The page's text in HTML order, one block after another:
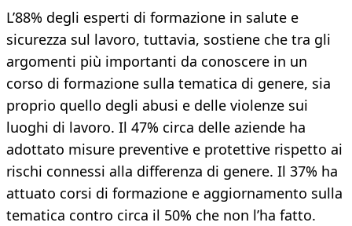
L’88% degli esperti di formazione in salute e
sicurezza sul lavoro, tuttavia, sostiene che tra gli
argomenti più importanti da conoscere in un
corso di formazione sulla tematica di genere, sia
proprio quello degli abusi e delle violenze sui
luoghi di lavoro. Il 47% circa delle aziende ha
adottato misure preventive e protettive rispetto ai
rischi connessi alla differenza di genere. Il 37% ha
attuato corsi di formazione e aggiornamento sulla
tematica contro circa il 50% che non l’ha fatto.